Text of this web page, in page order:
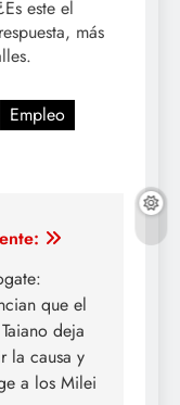
este el
más
Empleo
que el
deja
la causa y
a los Milei